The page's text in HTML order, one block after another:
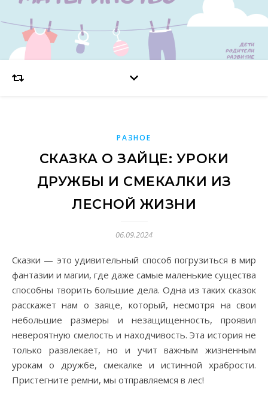
РАЗНОЕ
СКАЗКА О ЗАЙЦЕ: УРОКИ
ДРУЖБЫ И СМЕКАЛКИ ИЗ
ЛЕСНОЙ ЖИЗНИ
06.09.2024
Сказки — это удивительный способ погрузиться в мир
фантазии и магии, где даже самые маленькие существа
способны творить большие дела. Одна из таких сказок
расскажет нам о заяце, который, несмотря на свои
небольшие размеры и незащищенность, проявил
невероятную смелость и находчивость. Эта история не
только развлекает, но и учит важным жизненным
урокам о дружбе, смекалке и истинной храбрости.
Пристегните ремни, мы отправляемся в лес!